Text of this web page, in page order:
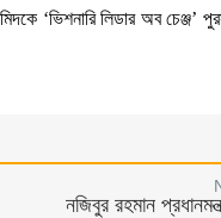
‘ভিশনারি লিডার অব চেঞ্জ’
নজিবুর রহমান